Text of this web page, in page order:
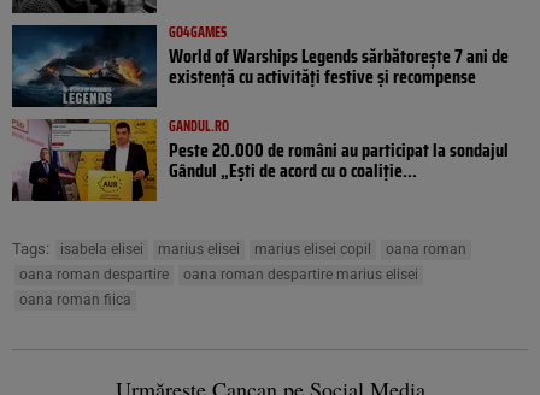
GO4GAMES
World of Warships Legends sărbătorește 7 ani de
existență cu activități festive și recompense
GANDUL.RO
Peste 20.000 de români au participat la sondajul
Gândul „Ești de acord cu o coaliție...
Tags: isabela elisei marius elisei marius elisei copil
oana roman
oana roman despartire
oana roman despartire marius elisei
oana roman fiica